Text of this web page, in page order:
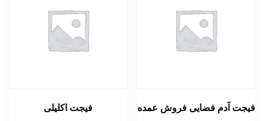
فیجت آدم فضایی فروش عمده فیجت اکلیلی